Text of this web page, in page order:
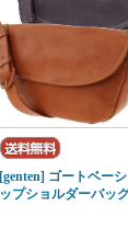
[genten] ゴートベー
ップショルダーバッ